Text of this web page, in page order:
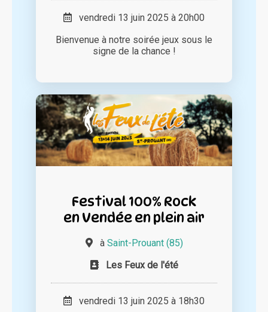
vendredi 13 juin 2025 à 20h00
Bienvenue à notre soirée jeux sous le
signe de la chance !
Festival 100% Rock
en Vendée en plein air
à Saint-Prouant (85)
Les Feux de l'été
vendredi 13 juin 2025 à 18h30